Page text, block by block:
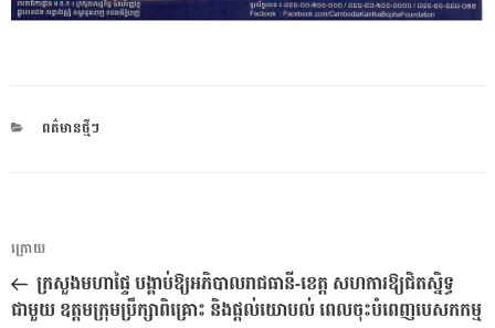
CATEGORIES
ពត៌មានថ្មីៗ
ការ​
នាំទិស​
ប្រកាស
អត្ថបទ
មុន
ក្រោយ
ក្រសួងមហាផ្ទៃ បង្គាប់ឱ្យអភិបាលរាជធានី-ខេត្ត សហការឱ្យជិតស្និទ្ធ
ជាមួយ ឧត្តមក្រុមប្រឹក្សាពិគ្រោះ និងផ្តល់យោបល់ ពេលចុះបំពេញបេសកកម្ម